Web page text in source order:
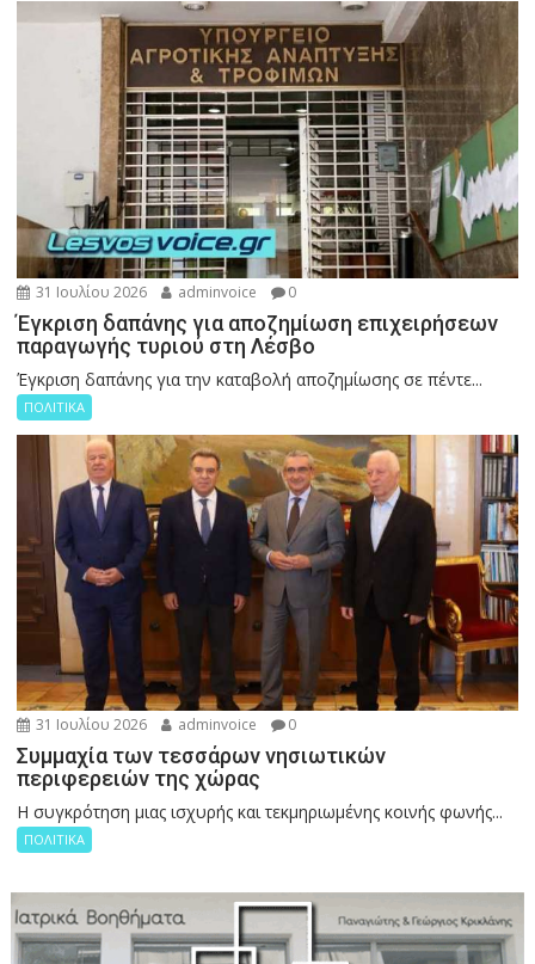
31 Ιουλίου 2026 adminvoice 0
Έγκριση δαπάνης για αποζημίωση επιχειρήσεων
παραγωγής τυριού στη Λέσβο
Έγκριση δαπάνης για την καταβολή αποζημίωσης σε πέντε...
ΠΟΛΙΤΙΚΑ
31 Ιουλίου 2026 adminvoice 0
Συμμαχία των τεσσάρων νησιωτικών
περιφερειών της χώρας
Η συγκρότηση μιας ισχυρής και τεκμηριωμένης κοινής φωνής...
ΠΟΛΙΤΙΚΑ